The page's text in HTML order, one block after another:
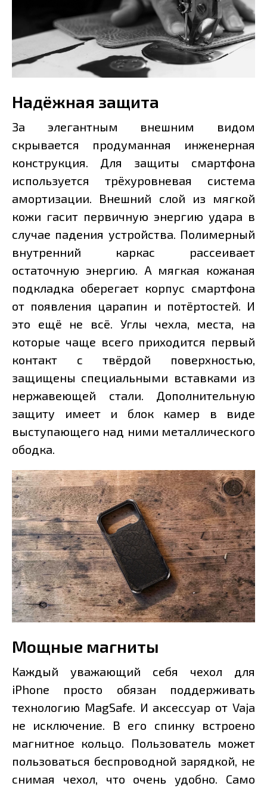
Надёжная защита
За элегантным внешним видом
скрывается продуманная инженерная
конструкция. Для защиты смартфона
используется трёхуровневая система
амортизации. Внешний слой из мягкой
кожи гасит первичную энергию удара в
случае падения устройства. Полимерный
внутренний каркас рассеивает
остаточную энергию. А мягкая кожаная
подкладка оберегает корпус смартфона
от появления царапин и потёртостей. И
это ещё не всё. Углы чехла, места, на
которые чаще всего приходится первый
контакт с твёрдой поверхностью,
защищены специальными вставками из
нержавеющей стали. Дополнительную
защиту имеет и блок камер в виде
выступающего над ними металлического
ободка.
Мощные магниты
Каждый уважающий себя чехол для
iPhone просто обязан поддерживать
технологию MagSafe. И аксессуар от Vaja
не исключение. В его спинку встроено
магнитное кольцо. Пользователь может
пользоваться беспроводной зарядкой, не
снимая чехол, что очень удобно. Само